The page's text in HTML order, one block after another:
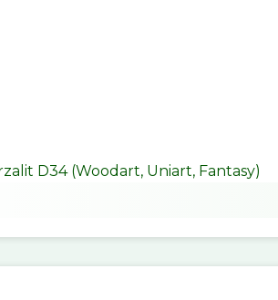
D34 (Woodart, Uniart, Fantasy)